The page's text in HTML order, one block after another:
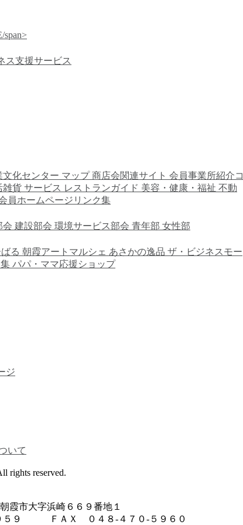
ス支援サービス
文化センター マップ 商店会関連サイト 会員事業所紹介コ
雑貨 サービス レストランガイド 美容・健康・福祉 不動
員ホームページリンク集
会 建設部会 環境サービス部会 青年部 女性部
る 朝霞アートマルシェ あさかの逸品 ザ・ビジネスモー
パパ・ママ応援ショップ
いて
rights reserved.
霞市大字浜崎６６９番地１
５９ ＦＡＸ ０４８-４７０-５９６０